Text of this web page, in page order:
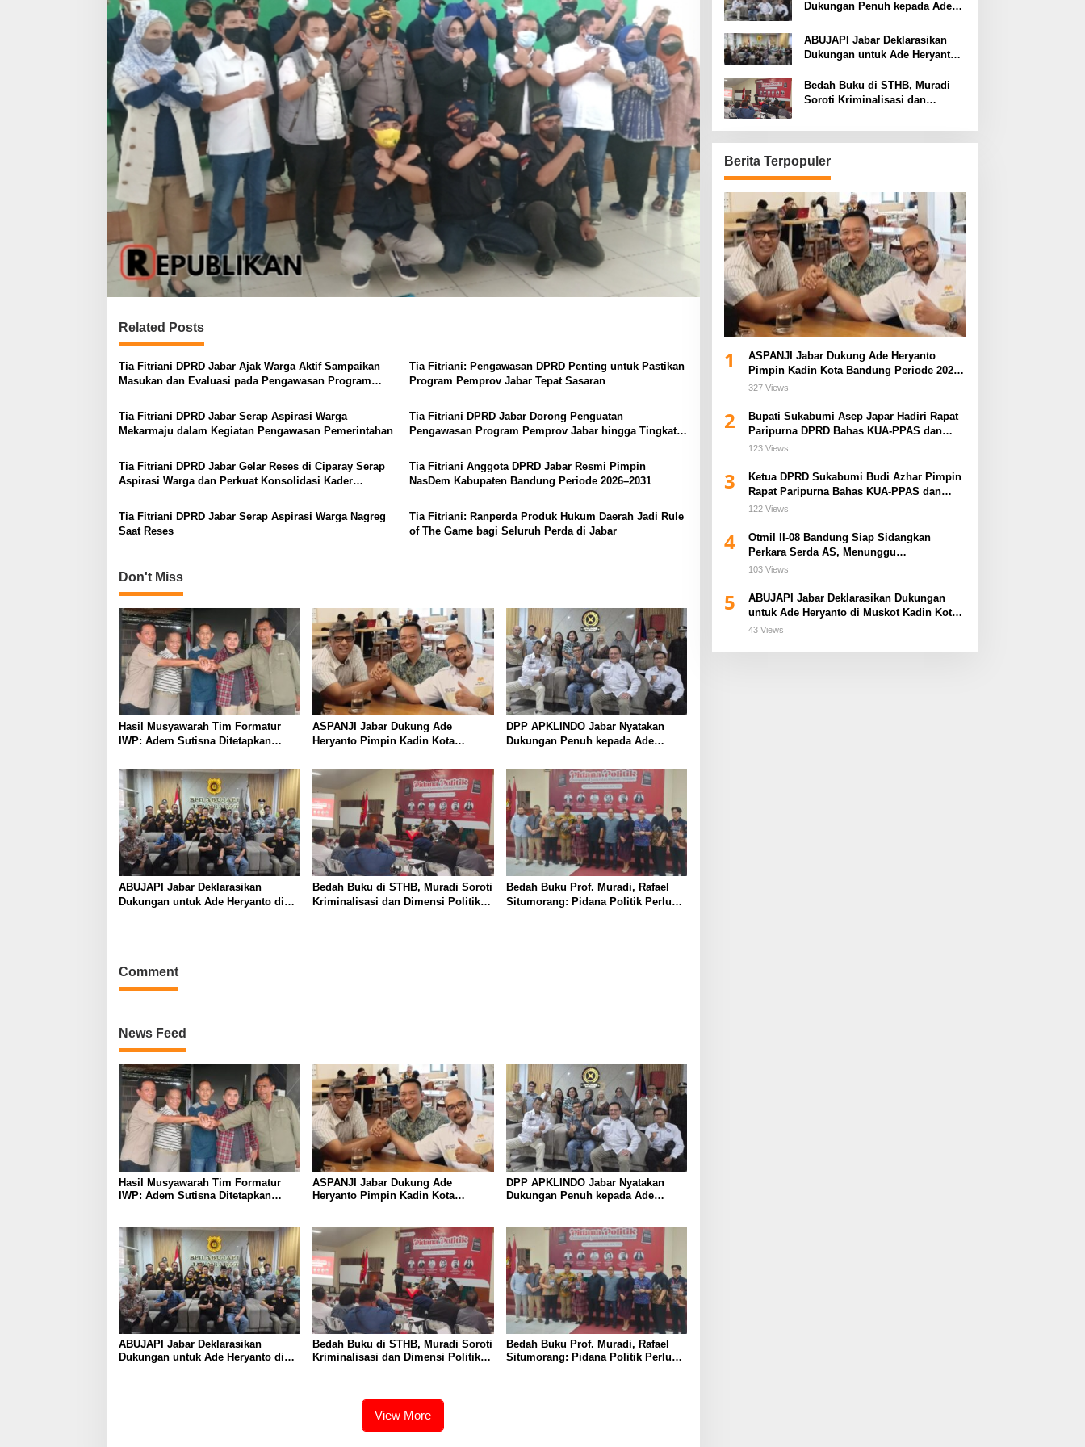
Related Posts
Tia Fitriani DPRD Jabar Ajak Warga Aktif Sampaikan
Masukan dan Evaluasi pada Pengawasan Program
Tia Fitriani: Pengawasan DPRD Penting untuk Pastikan
Program Pemprov Jabar Tepat Sasaran
Tia Fitriani DPRD Jabar Serap Aspirasi Warga
Mekarmaju dalam Kegiatan Pengawasan Pemerintahan
Tia Fitriani DPRD Jabar Dorong Penguatan
Pengawasan Program Pemprov Jabar hingga Tingkat
Tia Fitriani DPRD Jabar Gelar Reses di Ciparay Serap
Aspirasi Warga dan Perkuat Konsolidasi Kader
Tia Fitriani Anggota DPRD Jabar Resmi Pimpin
NasDem Kabupaten Bandung Periode 2026–2031
Tia Fitriani DPRD Jabar Serap Aspirasi Warga Nagreg
Saat Reses
Tia Fitriani: Ranperda Produk Hukum Daerah Jadi Rule
of The Game bagi Seluruh Perda di Jabar
Don't Miss
Hasil Musyawarah Tim Formatur
IWP: Adem Sutisna Ditetapkan
2026–2028
ASPANJI Jabar Dukung Ade
Heryanto Pimpin Kadin Kota
DPP APKLINDO Jabar Nyatakan
Dukungan Penuh kepada Ade
Bandung
ABUJAPI Jabar Deklarasikan
Dukungan untuk Ade Heryanto di
Bedah Buku di STHB, Muradi Soroti
Kriminalisasi dan Dimensi Politik
Bedah Buku Prof. Muradi, Rafael
Situmorang: Pidana Politik Perlu
Comment
News Feed
Hasil Musyawarah Tim Formatur
IWP: Adem Sutisna Ditetapkan
ASPANJI Jabar Dukung Ade
Heryanto Pimpin Kadin Kota
DPP APKLINDO Jabar Nyatakan
Dukungan Penuh kepada Ade
ABUJAPI Jabar Deklarasikan
Dukungan untuk Ade Heryanto di
Bedah Buku di STHB, Muradi Soroti
Kriminalisasi dan Dimensi Politik
Bedah Buku Prof. Muradi, Rafael
Situmorang: Pidana Politik Perlu
View More
Dukungan Penuh kepada Ade
Bandung
ABUJAPI Jabar Deklarasikan
Dukungan untuk Ade Heryanto
Bedah Buku di STHB, Muradi
Soroti Kriminalisasi dan
Penegakan Hukum
Berita Terpopuler
1
ASPANJI Jabar Dukung Ade Heryanto
Pimpin Kadin Kota Bandung Periode 2026–
2031
327 Views
2
Bupati Sukabumi Asep Japar Hadiri Rapat
Paripurna DPRD Bahas KUA-PPAS dan
Raperda Disabilitas
123 Views
3
Ketua DPRD Sukabumi Budi Azhar Pimpin
Rapat Paripurna Bahas KUA-PPAS dan
Raperda Tirta Jaya
122 Views
4
Otmil II-08 Bandung Siap Sidangkan
Perkara Serda AS, Menunggu
Rekomendasi Korem Sunan Gunung Jati
103 Views
5
ABUJAPI Jabar Deklarasikan Dukungan
untuk Ade Heryanto di Muskot Kadin Kota
Bandung
43 Views